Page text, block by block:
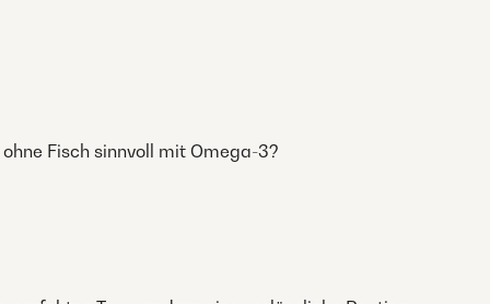
Fisch sinnvoll mit Omega-3?